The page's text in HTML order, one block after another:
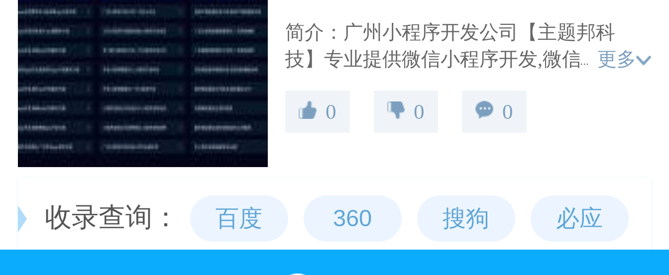
简介：广州小程序开发公司【主题邦科
技】专业提供微信小程序开发,微信小程序
信开发等。广州主题邦科技广受好评的微
更多
0 0 0
收录查询： 百度 360 搜狗 必应